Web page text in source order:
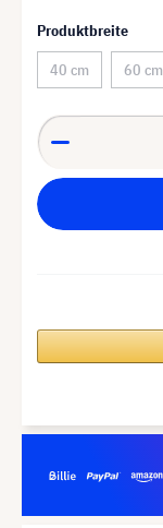
Produktbreite
40 cm
60 cm